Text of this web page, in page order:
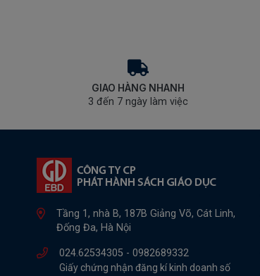
GIAO HÀNG NHANH
3 đến 7 ngày làm việc
Tầng 1, nhà B, 187B Giảng Võ, Cát Linh,
Đống Đa, Hà Nội
024.62534305 - 0982689332
Giấy chứng nhận đăng kí kinh doanh số